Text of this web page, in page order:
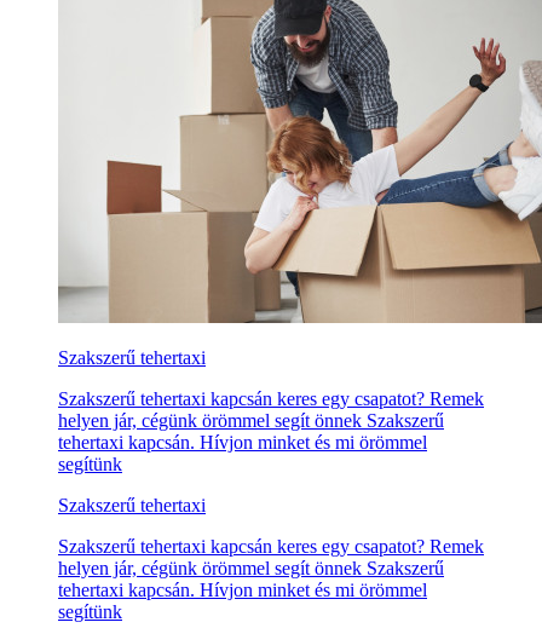
Szakszerű tehertaxi
Szakszerű tehertaxi kapcsán keres egy csapatot? Remek
helyen jár, cégünk örömmel segít önnek Szakszerű
tehertaxi kapcsán. Hívjon minket és mi örömmel
segítünk
Szakszerű tehertaxi
Szakszerű tehertaxi kapcsán keres egy csapatot? Remek
helyen jár, cégünk örömmel segít önnek Szakszerű
tehertaxi kapcsán. Hívjon minket és mi örömmel
segítünk